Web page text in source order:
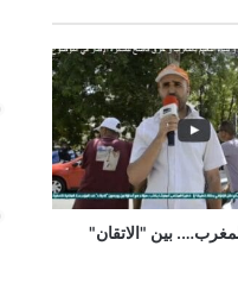
بين "الاتقان"